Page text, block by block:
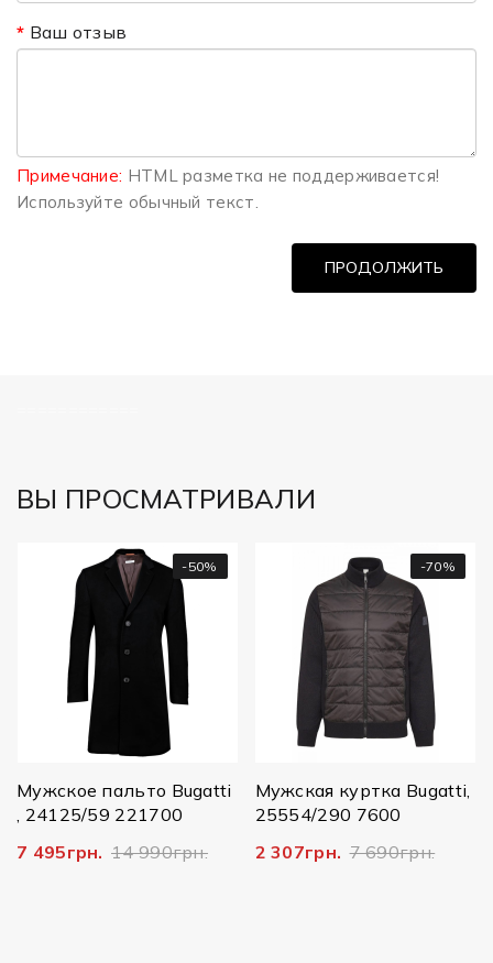
Ваш отзыв
Примечание: HTML разметка не поддерживается!
Используйте обычный текст.
ПРОДОЛЖИТЬ
ВЫ ПРОСМАТРИВАЛИ
-50%
Мужское пальто Bugatti
, 24125/59 221700
7 495грн.
14 990грн.
-70%
Мужская куртка Bugatti,
25554/290 7600
2 307грн.
7 690грн.